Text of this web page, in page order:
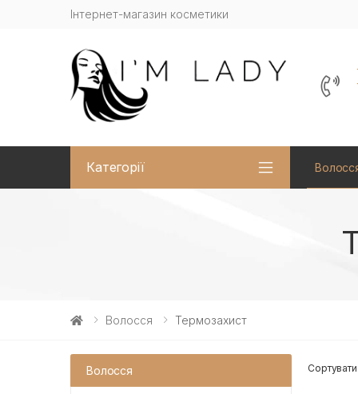
Інтернет-магазин косметики
Категорії
Волосся Термозахист
Волосся Сортувати: